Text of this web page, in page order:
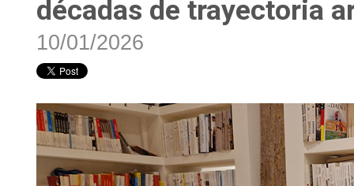
décadas de trayectoria
10/01/2026